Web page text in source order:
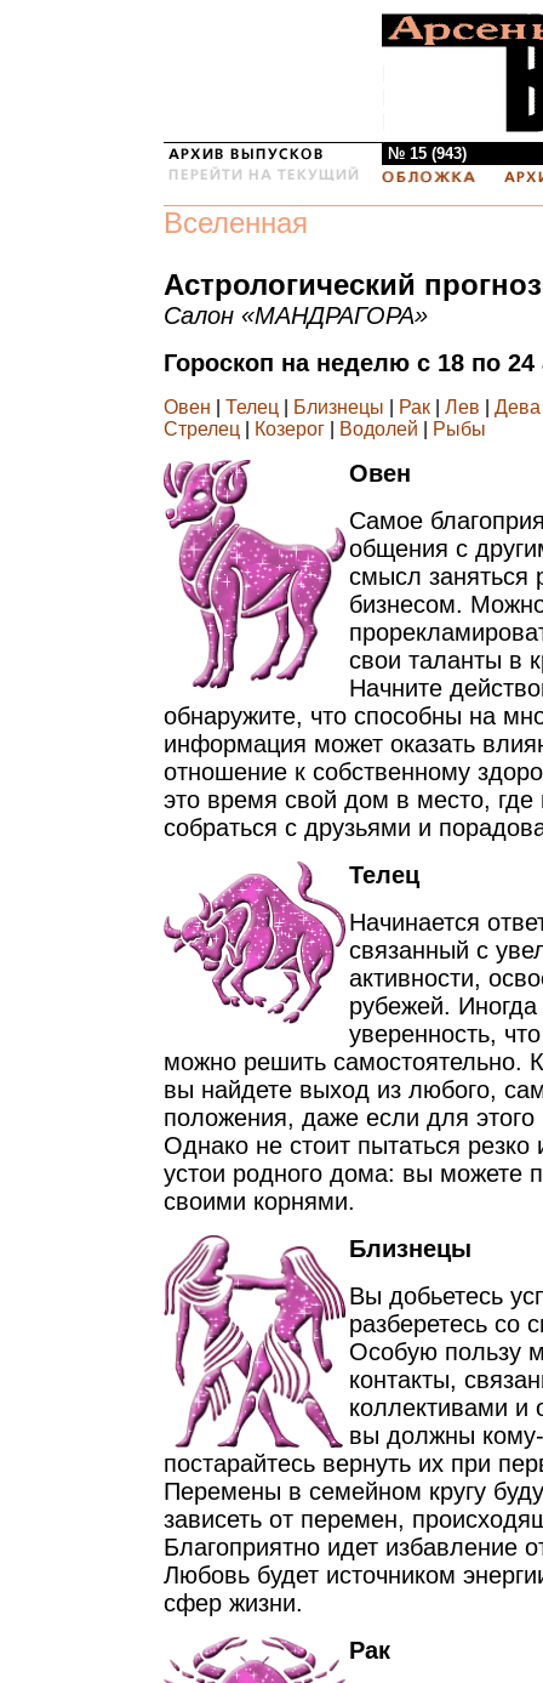
№ 15 (943)
Вселенная
Астрологический прогноз
Салон «МАНДРАГОРА»
Гороскоп на неделю с 18 по 24
Овен Телец Близнецы Рак Лев Дева
Стрелец
Козерог Водолей Рыбы
Овен
Самое
общения с
смысл заняться
бизнесом.
свои таланты в
Начните
обнаружите, что способны на
информация может оказать
отношение к собственному
это время свой дом в место, где
собраться с друзьями и
Телец
Начинается
связанный с
активности,
рубежей.
уверенность,
можно решить самостоятельно.
вы найдете выход из любого,
положения, даже если для этого
Однако не стоит пытаться
устои родного дома: вы можете
своими корнями.
Близнецы
Вы добьетесь
разберетесь со
Особую пользу
контакты,
коллективами и
вы должны кому-
постарайтесь вернуть их при
Перемены в семейном кругу
зависеть от перемен,
Благоприятно идет избавление
Любовь будет источником
сфер жизни.
Рак